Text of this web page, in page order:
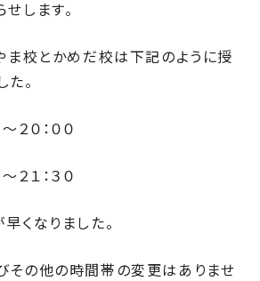
します。
ま校とかめだ校は下記のように授
。
２０：００
２１：３０
くなりました。
その他の時間帯の変更はありませ